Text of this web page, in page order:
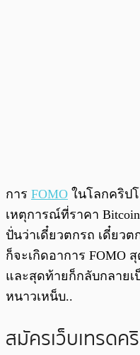
การ FOMO ในโลกคริป
เหตุการณ์ที่ราคา
ปั่นว่าเดี๋ยวตกรถ เดี๋ยวต
ก็จะเกิดอาการ FOMO
และสุดท้ายก็กลับกลาย
หนาวเหน็บ..
สมัครเว็บเทรดค